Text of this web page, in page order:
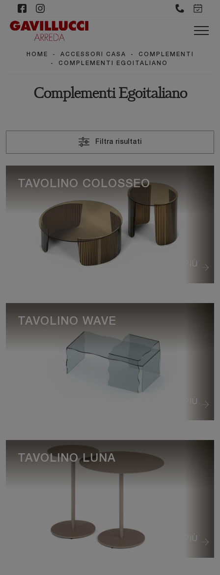
HOME - ACCESSORI CASA -
COMPLEMENTI
-
COMPLEMENTI EGOITALIANO
Complementi Egoitaliano
Filtra risultati
VEDI DI PIÙ
TAVOLINO COLOSSEO
VEDI DI PIÙ
TAVOLINO WAVE
VEDI DI PIÙ
TAVOLINO LUNA